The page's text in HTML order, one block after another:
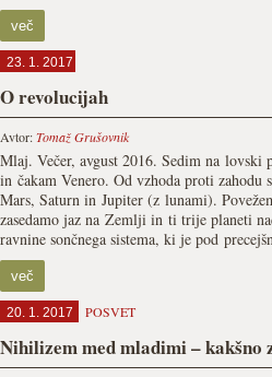
več
23. 1. 2017
O revolucijah
Avtor:Tomaž Grušovnik
Mlaj. Večer, avgust 2016. Sedim na
in čakam Venero. Od vzhoda proti zahodu
Mars, Saturn in Jupiter (z lunami).
zasedamo jaz na Zemlji in ti trije planeti
ravnine sončnega sistema, ki je pod
več
20. 1. 2017 POSVET
Nihilizem med mladimi –